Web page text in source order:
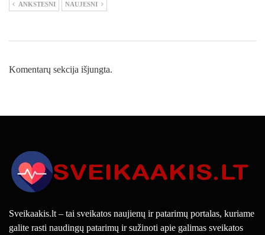
ANKSTESNI NAUJESNI
Komentarų sekcija išjungta.
Sveikaakis.lt – tai sveikatos naujienų ir patarimų portalas, kuriame
galite rasti naudingų patarimų ir sužinoti apie galimas sveikatos